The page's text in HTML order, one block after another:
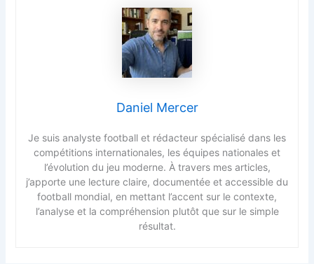
Daniel Mercer
Je suis analyste football et rédacteur spécialisé dans les
compétitions internationales, les équipes nationales et
l’évolution du jeu moderne. À travers mes articles,
j’apporte une lecture claire, documentée et accessible du
football mondial, en mettant l’accent sur le contexte,
l’analyse et la compréhension plutôt que sur le simple
résultat.